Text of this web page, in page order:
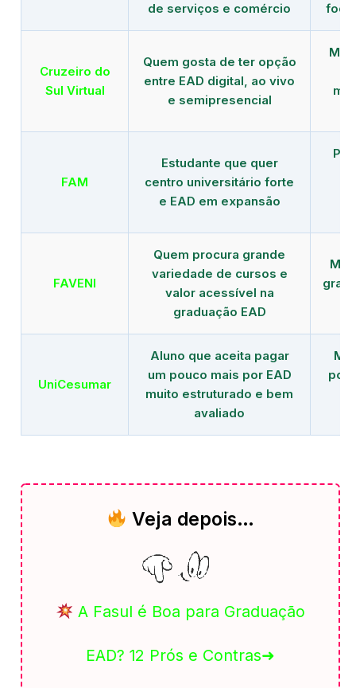
de serviços e comércio
foco
Cruzeiro do
Sul Virtual
Quem gosta de ter opção
entre EAD digital, ao vivo
e semipresencial
FAM
Estudante que quer
centro universitário forte
e EAD em expansão
FAVENI
Quem procura grande
variedade de cursos e
valor acessível na
graduação EAD
UniCesumar
Aluno que aceita pagar
um pouco mais por EAD
muito estruturado e bem
avaliado
Veja depois…
A Fasul é Boa para Graduação
EAD? 12 Prós e Contras➜